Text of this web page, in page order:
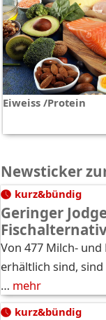
Eiweiss /Protein
Newsticker
kurz&bündig
Geringer
Von 477 Milch-
erhältlich sind,
… mehr
kurz&bündig